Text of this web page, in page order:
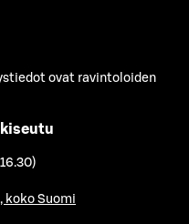
ovat ravintoloiden
koko Suomi